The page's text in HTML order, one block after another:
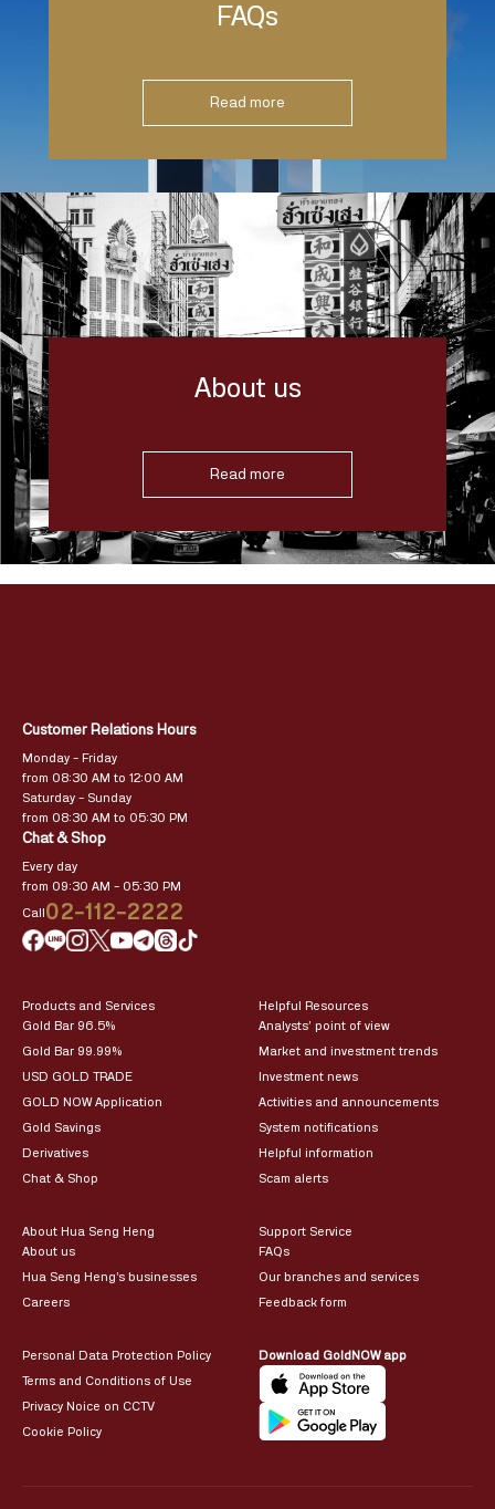
FAQs
Read more
About us
Read more
Customer Relations Hours
Monday – Friday
from 08:30 AM to 12:00 AM
Saturday – Sunday
from 08:30 AM to 05:30 PM
Chat & Shop
Every day
from 09:30 AM – 05:30 PM
Call02-112-2222
Products and Services
Gold Bar 96.5%
Gold Bar 99.99%
USD GOLD TRADE
GOLD NOW Application
Gold Savings
Derivatives
Chat & Shop
Helpful Resources
Analysts’ point of view
Market and investment trends
Investment news
Activities and announcements
System notifications
Helpful information
Scam alerts
About Hua Seng Heng
About us
Hua Seng Heng’s businesses
Careers
Support Service
FAQs
Our branches and services
Feedback form
Personal Data Protection Policy
Terms and Conditions of Use
Privacy Noice on CCTV
Cookie Policy
Download GoldNOW app